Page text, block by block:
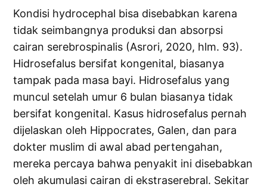
Kondisi hydrocephal bisa disebabkan karena
tidak seimbangnya produksi dan absorpsi
cairan serebrospinalis (Asrori, 2020, hlm. 93).
Hidrosefalus bersifat kongenital, biasanya
tampak pada masa bayi. Hidrosefalus yang
muncul setelah umur 6 bulan biasanya tidak
bersifat kongenital. Kasus hidrosefalus pernah
dijelaskan oleh Hippocrates, Galen, dan para
dokter muslim di awal abad pertengahan,
mereka percaya bahwa penyakit ini disebabkan
oleh akumulasi cairan di ekstraserebral. Sekitar